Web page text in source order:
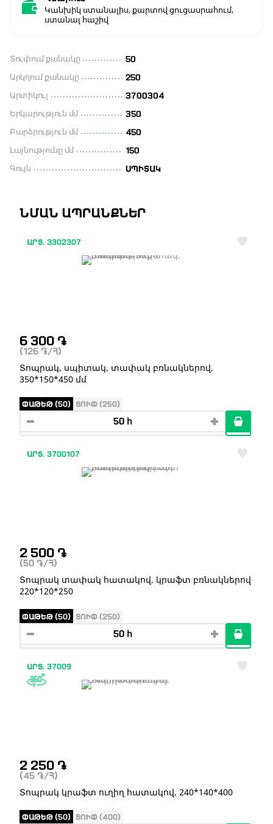
Կանխիկ ստանալիս, քարտով ցուցասրահում,
ստանալ հաշիվ
Տուփում քանակը 50
Արկղում քանակը 250
Արտիկուլ 3700304
Երկարություն մմ 350
Բարձրություն մմ 450
Լայնությունը մմ 150
Գույն ՍՊԻՏԱԿ
ՆՄԱՆ ԱՊՐԱՆՔՆԵՐ
ԱՐՏ. 3302307
6 300 ֏
(126 ֏ /Հ)
Տոպրակ, սպիտակ, տափակ բռնակներով,
350*150*450 մմ
ՓԱԹԵԹ (50) ՏՈՒՓ (250)
ԱՐՏ. 3700107
2 500 ֏
(50 ֏ /Հ)
Տոպրակ տափակ հատակով, կրաֆտ բռնակներով
220*120*250
ՓԱԹԵԹ (50) ՏՈՒՓ (250)
ԱՐՏ. 37009
2 250 ֏
(45 ֏ /Հ)
Տոպրակ կրաֆտ ուղիղ հատակով, 240*140*400
ՓԱԹԵԹ (50) ՏՈՒՓ (400)